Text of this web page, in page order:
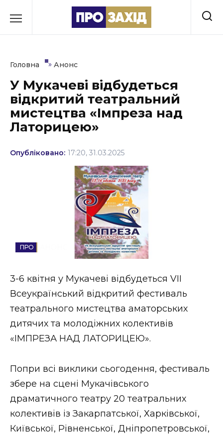
до
Культура
Освіта
Втрачений Ужгород
Втрачений Ужгород (відеоверсія)
ЗАКАРПАТСЬКІ НОВИНИ
НОВИНИ ЗАХІДНОЇ УКРАЇНИ
ФОТО
Головна » Анонс
У Мукачеві відбудеться
відкритий театральний
мистецтва «Імпреза над
Латорицею»
Опубліковано: 17:20, 31.03.2025
3-6 квітня у Мукачеві відбудеться VІІ
Всеукраїнський відкритий фестиваль
театрального мистецтва аматорських
дитячих та молодіжних колективів
«ІМПРЕЗА НАД ЛАТОРИЦЕЮ».
Попри всі виклики сьогодення, фестиваль
збере на сцені Мукачівського
драматичного театру 20 театральних
колективів із Закарпатської, Харківської,
Київської, Рівненської, Дніпропетровської,